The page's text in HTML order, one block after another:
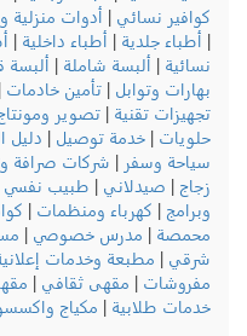
أدوات منزلية وكهربائية|أطباء
أطباء داخلية|أطباء عصبية|
شاملة|ألبسة قطنيات|ألبسة
تأمين خادمات|تاتو|تجارة
تصوير ومونتاج حفلات|تنظيم
توصيل|دليل الكتروني|روضة
شركات صرافة وتحويل|شركة
طبيب نفسي |فروج |فساتين
ومنظمات| كوافير رجالي|مجمع
خصوصي| مسبح| مطاعم مع
وخدمات إعلانية|معهد تدريب|
ثقافي|مقهى كافيه|مكتب
مكياج واكسسوار| ورش تنظيف|